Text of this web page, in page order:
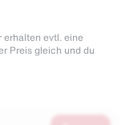
erhalten evtl. eine
Preis gleich und du